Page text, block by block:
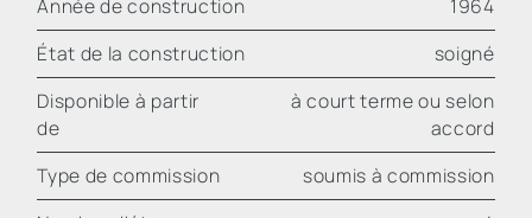
Année de construction
1964
État de la construction
soigné
Disponible à partir
de
à court terme ou selon
accord
Type de commission
soumis à commission